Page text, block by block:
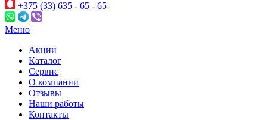
+375 (33) 635 - 65 - 65
Меню
Акции
Каталог
Сервис
О компании
Отзывы
Наши работы
Контакты